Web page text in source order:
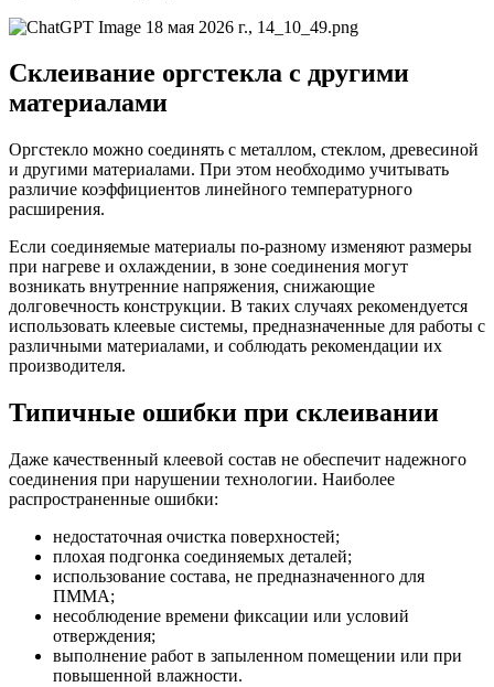
Склеивание оргстекла с другими
материалами
Оргстекло можно соединять с металлом, стеклом, древесиной
и другими материалами. При этом необходимо учитывать
различие коэффициентов линейного температурного
расширения.
Если соединяемые материалы по-разному изменяют размеры
при нагреве и охлаждении, в зоне соединения могут
возникать внутренние напряжения, снижающие
долговечность конструкции. В таких случаях рекомендуется
использовать клеевые системы, предназначенные для работы с
различными материалами, и соблюдать рекомендации их
производителя.
Типичные ошибки при склеивании
Даже качественный клеевой состав не обеспечит надежного
соединения при нарушении технологии. Наиболее
распространенные ошибки:
недостаточная очистка поверхностей;
плохая подгонка соединяемых деталей;
использование состава, не предназначенного для
ПММА;
несоблюдение времени фиксации или условий
отверждения;
выполнение работ в запыленном помещении или при
повышенной влажности.